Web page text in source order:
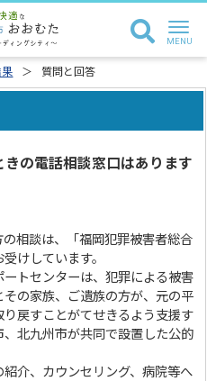
果 質問と回答
の電話相談窓口はあります
相談は、「福岡犯罪被害者総合
けしています。
トセンターは、犯罪による被害
の家族、ご遺族の方が、元の平
戻すことがてせきるよう支援す
北九州市が共同で設置した公的
介、カウンセリング、病院等へ